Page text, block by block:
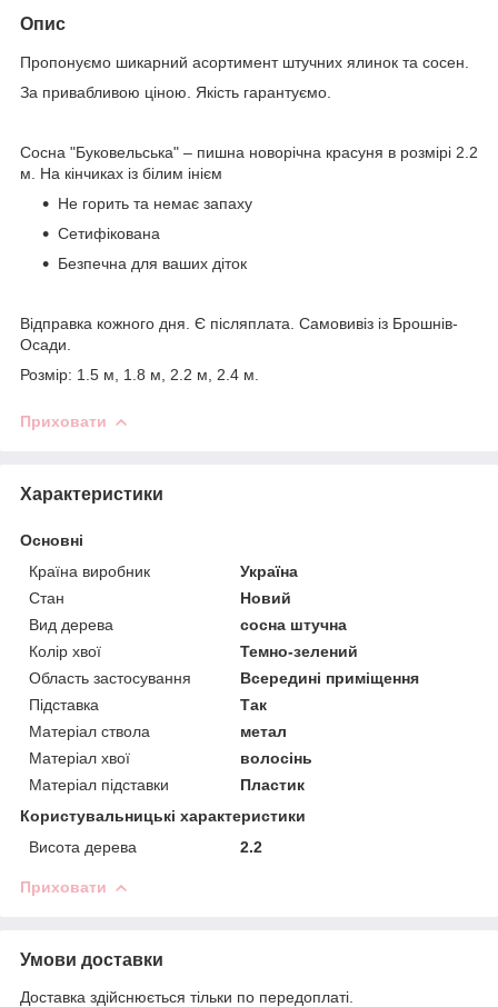
Опис
Пропонуємо шикарний асортимент штучних ялинок та сосен.
За привабливою ціною. Якість гарантуємо.
Сосна "Буковельська" – пишна новорічна красуня в розмірі 2.2
м. На кінчиках із білим інієм
Не горить та немає запаху
Сетифікована
Безпечна для ваших діток
Відправка кожного дня. Є післяплата. Самовивіз із Брошнів-
Осади.
Розмір: 1.5 м, 1.8 м, 2.2 м, 2.4 м.
Приховати
Характеристики
Основні
Країна виробник
Україна
Стан
Новий
Вид дерева
сосна штучна
Колір хвої
Темно-зелений
Область застосування
Всередині приміщення
Підставка
Так
Матеріал ствола
метал
Матеріал хвої
волосінь
Матеріал підставки
Пластик
Користувальницькі характеристики
Висота дерева
2.2
Приховати
Умови доставки
Доставка здійснюється тільки по передоплаті.